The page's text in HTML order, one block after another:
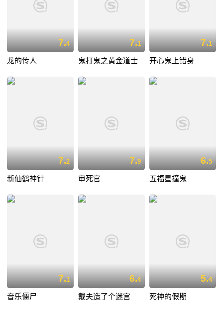
7.4
龙的传人
7.1
鬼打鬼之黄金道士
7.1
开心鬼上错身
7.2
新仙鹤神针
7.9
审死官
6.5
五福星撞鬼
7.1
音乐僵尸
6.4
戴夫造了个迷宫
5.4
死神的假期